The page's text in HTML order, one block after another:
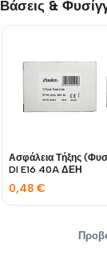
Βάσεις &
Ασφάλεια Τήξης
DI E16 40A ΔΕΗ
0,48 €